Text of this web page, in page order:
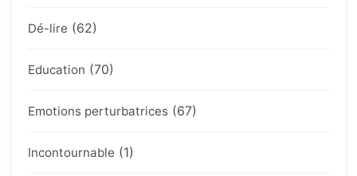
Dé-lire (62)
Education (70)
Emotions perturbatrices (67)
Incontournable (1)